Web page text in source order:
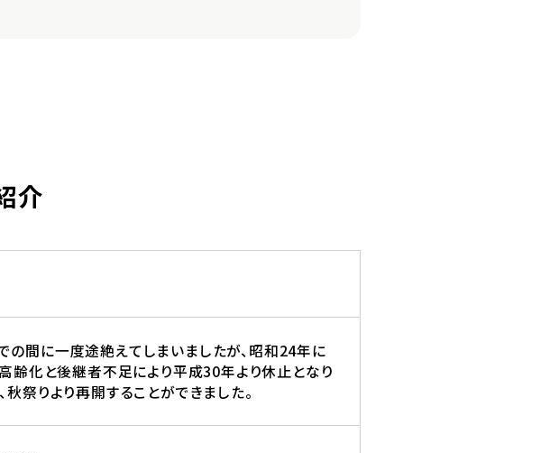
介
間に一度途絶えてしまいましたが、昭和24年に
齢化と後継者不足により平成30年より休止となり
祭りより再開することができました。